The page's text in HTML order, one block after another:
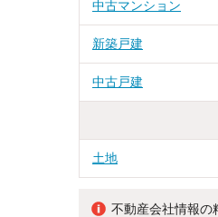
中古マンション
新築戸建
中古戸建
土地
不動産会社情報の